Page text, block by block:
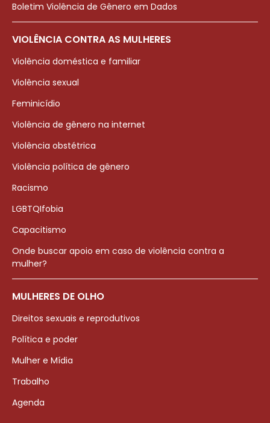
Boletim Violência de Gênero em Dados
VIOLÊNCIA CONTRA AS MULHERES
Violência doméstica e familiar
Violência sexual
Feminicídio
Violência de gênero na internet
Violência obstétrica
Violência política de gênero
Racismo
LGBTQIfobia
Capacitismo
Onde buscar apoio em caso de violência contra a
mulher?
MULHERES DE OLHO
Direitos sexuais e reprodutivos
Política e poder
Mulher e Mídia
Trabalho
Agenda